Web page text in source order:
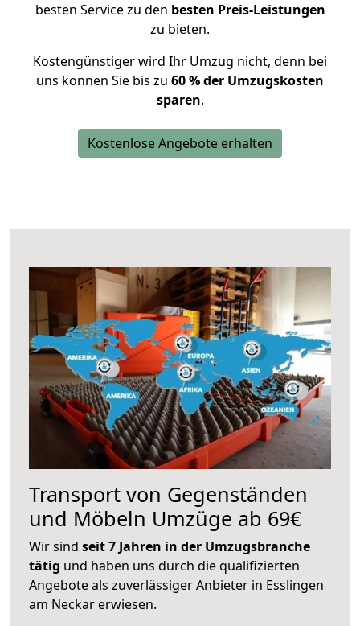
besten Service zu den besten Preis-Leistungen
zu bieten.
Kostengünstiger wird Ihr Umzug nicht, denn bei
uns können Sie bis zu 60 % der Umzugskosten
sparen.
Kostenlose Angebote erhalten
Transport von Gegenständen
und Möbeln Umzüge ab 69€
Wir sind seit 7 Jahren in der Umzugsbranche
tätig und haben uns durch die qualifizierten
Angebote als zuverlässiger Anbieter in Esslingen
am Neckar erwiesen.